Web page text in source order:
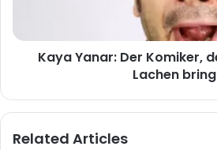
bringt
Kaya Yanar: Der Komiker,
Lachen
Related Articles